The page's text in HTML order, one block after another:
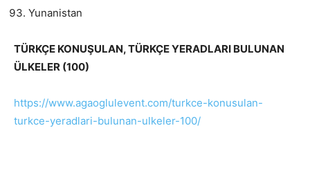
Yunanistan
TÜRKÇE KONUŞULAN, TÜRKÇE YERADLARI BULUNAN
ÜLKELER (100)
https://www.agaoglulevent.com/turkce-konusulan-
turkce-yeradlari-bulunan-ulkeler-100/